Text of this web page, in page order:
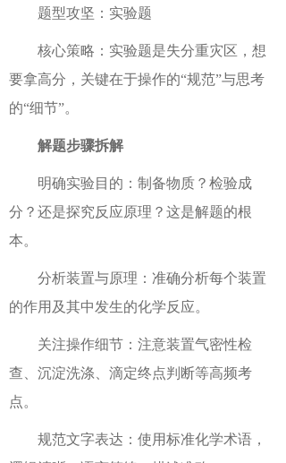
题型攻坚：实验题
核心策略：实验题是失分重灾区，想
要拿高分，关键在于操作的“规范”与思考
的“细节”。
解题步骤拆解
明确实验目的：制备物质？检验成
分？还是探究反应原理？这是解题的根
本。
分析装置与原理：准确分析每个装置
的作用及其中发生的化学反应。
关注操作细节：注意装置气密性检
查、沉淀洗涤、滴定终点判断等高频考
点。
规范文字表达：使用标准化学术语，